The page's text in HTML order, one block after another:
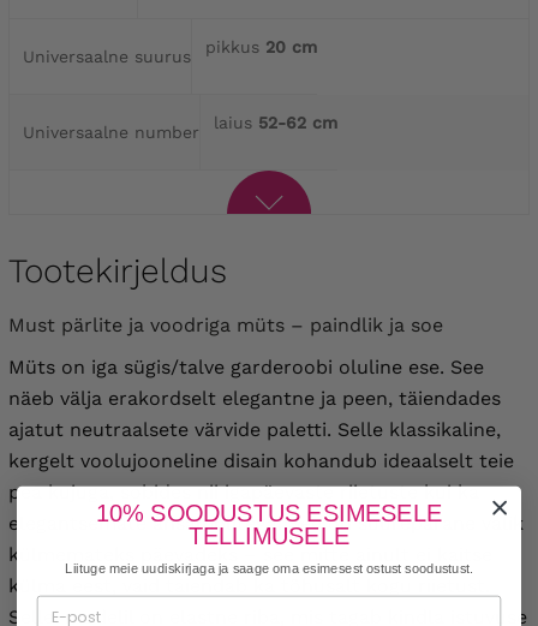
Universaalne suurus pikkus 20 cm
Universaalne number laius 52-62 cm
Tootekirjeldus
Must pärlite ja voodriga müts – paindlik ja soe
Müts on iga sügis/talve garderoobi oluline ese. See
näeb välja erakordselt elegantne ja peen, täiendades
ajatut neutraalsete värvide paletti. Selle klassikaline,
kergelt voolujooneline disain kohandub ideaalselt teie
pea kujuga, sobides nii igapäevaste riietuste kui ka
elegantsemate ansamblitega. See on suurepärane valik
külmemateks päevadeks – see mitte ainult ei kaitse
külma eest, vaid täiendab ka tõhusalt kogu riietust.
Sellel mudelil on elastne riba, mis tagab kindla istuvuse
10% SOODUSTUS ESIMESELE
TELLIMUSELE
Liituge meie uudiskirjaga ja saage oma esimesest ostust soodustust.